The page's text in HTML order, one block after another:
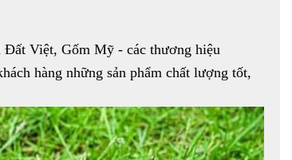
Đất Việt, Gốm Mỹ - các thương hiệu
hàng những sản phẩm chất lượng tốt,